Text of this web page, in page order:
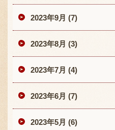
2023年9月 (7)
2023年8月 (3)
2023年7月 (4)
2023年6月 (7)
2023年5月 (6)